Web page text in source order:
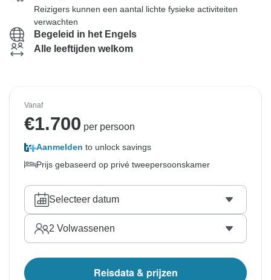
Reizigers kunnen een aantal lichte fysieke activiteiten
verwachten
Begeleid in het Engels
Alle leeftijden welkom
Vanaf
€1.700 per persoon
Aanmelden to unlock savings
Prijs gebaseerd op privé tweepersoonskamer
Selecteer datum
2 Volwassenen
Reisdata & prijzen